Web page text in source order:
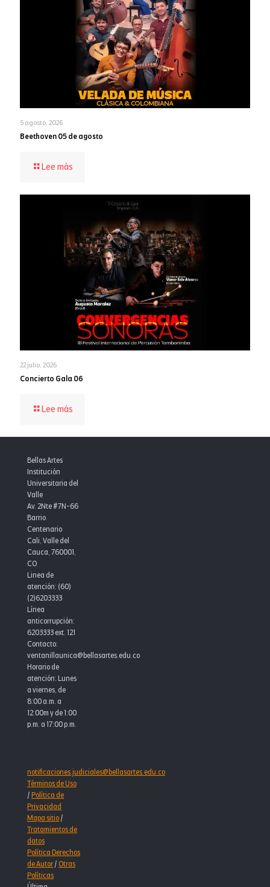
5 agosto, 2026
Beethoven 05 de agosto
Lee más
22 julio, 2026
Concierto Gala 06
Lee más
Bellas Artes
Institución
Universitaria del
Valle
Av. 2Nte #7N-66
Barrio
Centenario
Cali, Valle del
Cauca, 760001,
CO
Linea de
atención: (60)
(2)6203333
Línea
anticorrupción:
6203333 ext. 121
Contacto:
ventanillaunica@bellasartes.edu.co
Horario de
atención: Lunes
a viernes, de
8:00 a.m. a
12:00m y de 1:00
p.m. a 17:00 p.m.
notificaciones.judiciales@bellasartes.edu.co
Términos de Uso
/Política de
Privacidad
Mapa sitio/
Tratamientos de
datos
Política Derechos
de Autor/Otras
Políticas